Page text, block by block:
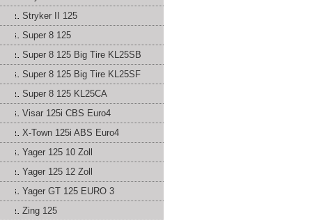
Stryker II 125
Super 8 125
Super 8 125 Big Tire KL25SB
Super 8 125 Big Tire KL25SF
Super 8 125 KL25CA
Visar 125i CBS Euro4
X-Town 125i ABS Euro4
Yager 125 10 Zoll
Yager 125 12 Zoll
Yager GT 125 EURO 3
Zing 125